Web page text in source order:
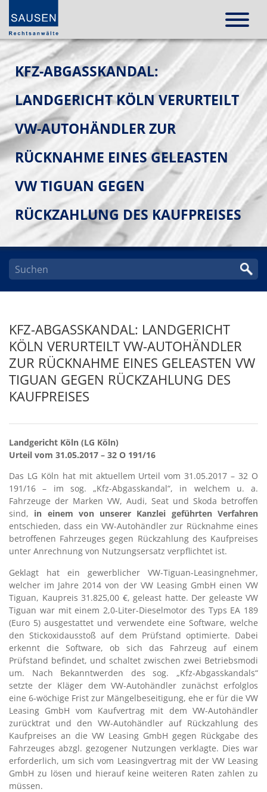
KFZ-ABGASSKANDAL:
LANDGERICHT KÖLN VERURTEILT
VW-AUTOHÄNDLER ZUR
RÜCKNAHME EINES GELEASTEN
VW TIGUAN GEGEN
RÜCKZAHLUNG DES KAUFPREISES
KFZ-ABGASSKANDAL: LANDGERICHT
KÖLN VERURTEILT VW-AUTOHÄNDLER
ZUR RÜCKNAHME EINES GELEASTEN VW
TIGUAN GEGEN RÜCKZAHLUNG DES
KAUFPREISES
Landgericht Köln (LG Köln)
Urteil vom 31.05.2017 – 32 O 191/16
Das LG Köln hat mit aktuellem Urteil vom 31.05.2017 – 32 O
191/16 – im sog. „Kfz-Abgasskandal“, in welchem u. a.
Fahrzeuge der Marken VW, Audi, Seat und Skoda betroffen
sind, in einem von unserer Kanzlei geführten Verfahren
entschieden, dass ein VW-Autohändler zur Rücknahme eines
betroffenen Fahrzeuges gegen Rückzahlung des Kaufpreises
unter Anrechnung von Nutzungsersatz verpflichtet ist.
Geklagt hat ein gewerblicher VW-Tiguan-Leasingnehmer,
welcher im Jahre 2014 von der VW Leasing GmbH einen VW
Tiguan, Kaupreis 31.825,00 €, geleast hatte. Der geleaste VW
Tiguan war mit einem 2,0-Liter-Dieselmotor des Typs EA 189
(Euro 5) ausgestattet und verwendete eine Software, welche
den Stickoxidausstoß auf dem Prüfstand optimierte. Dabei
erkennt die Software, ob sich das Fahrzeug auf einem
Prüfstand befindet, und schaltet zwischen zwei Betriebsmodi
um. Nach Bekanntwerden des sog. „Kfz-Abgasskandals“
setzte der Kläger dem VW-Autohändler zunächst erfolglos
eine 6-wöchige Frist zur Mängelbeseitigung, ehe er für die VW
Leasing GmbH vom Kaufvertrag mit dem VW-Autohändler
zurücktrat und den VW-Autohändler auf Rückzahlung des
Kaufpreises an die VW Leasing GmbH gegen Rückgabe des
Fahrzeuges abzgl. gezogener Nutzungen verklagte. Dies war
erforderlich, um sich vom Leasingvertrag mit der VW Leasing
GmbH zu lösen und hierauf keine weiteren Raten zahlen zu
müssen.